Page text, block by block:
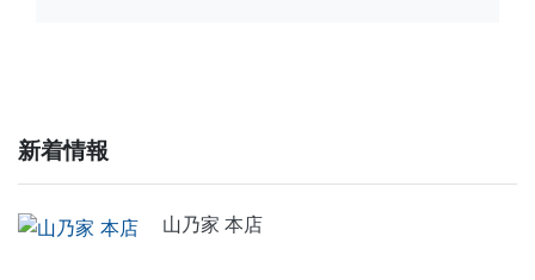
新着情報
山乃家 本店